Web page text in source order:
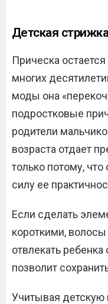
Детская
Прическа
многих
моды она
подростковые
родители
возраста отдает
только потому,
силу ее
Если сделать
короткими, волосы
отвлекать
позволит
Учитывая детскую